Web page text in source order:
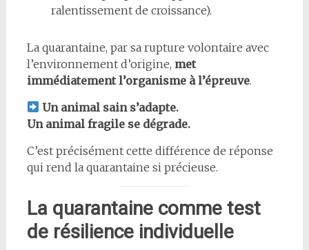
ralentissement de croissance).
La quarantaine, par sa rupture volontaire avec
l’environnement d’origine, met
immédiatement l’organisme à l’épreuve.
Un animal sain s’adapte.
Un animal fragile se dégrade.
C’est précisément cette différence de réponse
qui rend la quarantaine si précieuse.
La quarantaine comme test
de résilience individuelle